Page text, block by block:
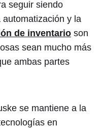
seguir siendo
y la
de inventario son
sean mucho más
ambas partes
se mantiene a la
en